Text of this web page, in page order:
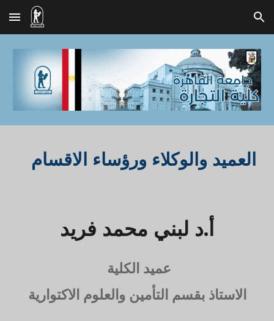
Skip to main content Skip to navigation
العميد والوكلاء ورؤساء الاقسام
أ.د لبني محمد فريد
عميد الكلية
الاستاذ بقسم التأمين والعلوم الاكتوارية